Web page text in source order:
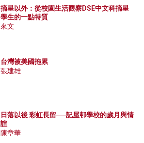
摘星以外：從校園生活觀察DSE中文科摘星
學生的一點特質
來文
台灣被美國拖累
張建雄
日落以後 彩虹長留──記屋邨學校的歲月與情
誼
陳章華